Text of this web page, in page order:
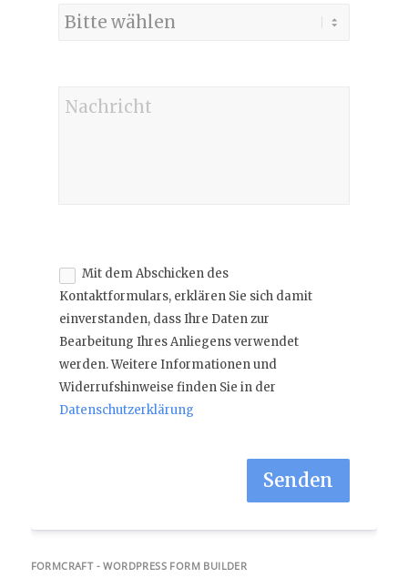
Mit dem Abschicken des
Kontaktformulars, erklären Sie sich damit
einverstanden, dass Ihre Daten zur
Bearbeitung Ihres Anliegens verwendet
werden. Weitere Informationen und
Widerrufshinweise finden Sie in der
Datenschutzerklärung
Senden
FORMCRAFT - WORDPRESS FORM BUILDER